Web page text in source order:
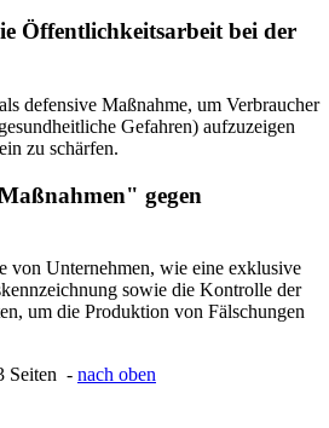
Öffentlichkeitsarbeit bei der
defensive Maßnahme, um Verbraucher
Gefahren) aufzuzeigen
zu schärfen.
gegen
von Unternehmen, wie eine exklusive
sowie die Kontrolle der
um die Produktion von Fälschungen
Seiten - nach oben